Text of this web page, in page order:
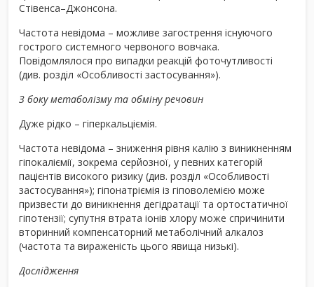
Стівенса–Джонсона.
Частота невідома – можливе загострення існуючого
гострого системного червоного вовчака.
Повідомлялося про випадки реакцій фоточутливості
(див. розділ «Особливості застосування»).
З боку метаболізму та обміну речовин
Дуже рідко – гіперкальціємія.
Частота невідома – зниження рівня калію з виникненням
гіпокаліємії, зокрема серйозної, у певних категорій
пацієнтів високого ризику (див. розділ «Особливості
застосування»); гіпонатріємія із гіповолемією може
призвести до виникнення дегідратації та ортостатичної
гіпотензії; супутня втрата іонів хлору може спричинити
вторинний компенсаторний метаболічний алкалоз
(частота та вираженість цього явища низькі).
Дослідження